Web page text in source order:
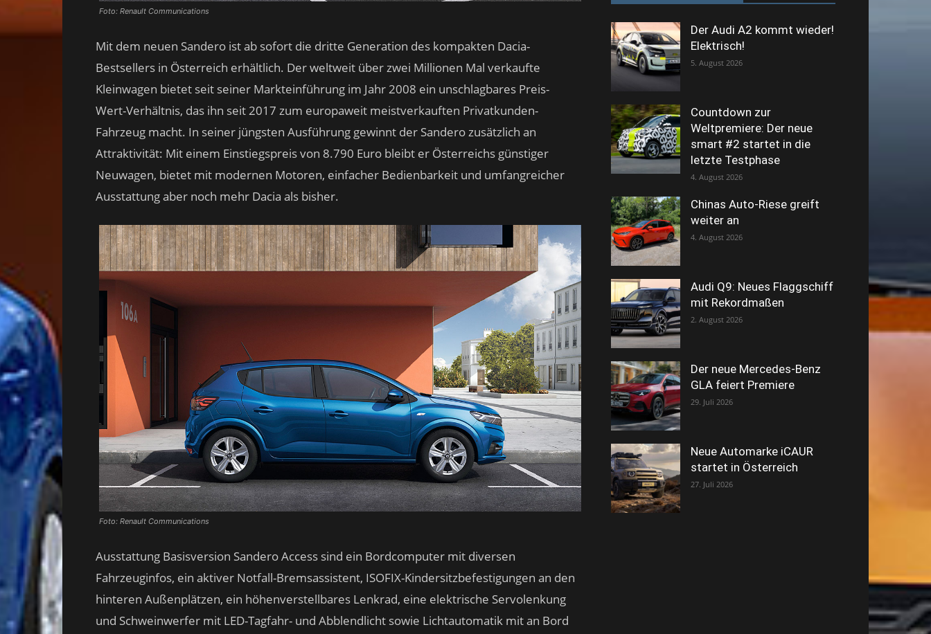
Foto: Renault Communications
Mit dem neuen Sandero ist ab sofort die dritte Generation des kompakten Dacia-
Bestsellers in Österreich erhältlich. Der weltweit über zwei Millionen Mal verkaufte
Kleinwagen bietet seit seiner Markteinführung im Jahr 2008 ein unschlagbares Preis-
Wert-Verhältnis, das ihn seit 2017 zum europaweit meistverkauften Privatkunden-
Fahrzeug macht. In seiner jüngsten Ausführung gewinnt der Sandero zusätzlich an
Attraktivität: Mit einem Einstiegspreis von 8.790 Euro bleibt er Österreichs günstiger
Neuwagen, bietet mit modernen Motoren, einfacher Bedienbarkeit und umfangreicher
Ausstattung aber noch mehr Dacia als bisher.
Foto: Renault Communications
Ausstattung Basisversion Sandero Access sind ein Bordcomputer mit diversen
Fahrzeuginfos, ein aktiver Notfall-Bremsassistent, ISOFIX-Kindersitzbefestigungen an den
hinteren Außenplätzen, ein höhenverstellbares Lenkrad, eine elektrische Servolenkung
und Schweinwerfer mit LED-Tagfahr- und Abblendlicht sowie Lichtautomatik mit an Bord
Der Audi A2 kommt wieder!
Elektrisch!
5. August 2026
Countdown zur
Weltpremiere: Der neue
smart #2 startet in die
letzte Testphase
4. August 2026
Chinas Auto-Riese greift
weiter an
4. August 2026
Audi Q9: Neues Flaggschiff
mit Rekordmaßen
2. August 2026
Der neue Mercedes-Benz
GLA feiert Premiere
29. Juli 2026
Neue Automarke iCAUR
startet in Österreich
27. Juli 2026